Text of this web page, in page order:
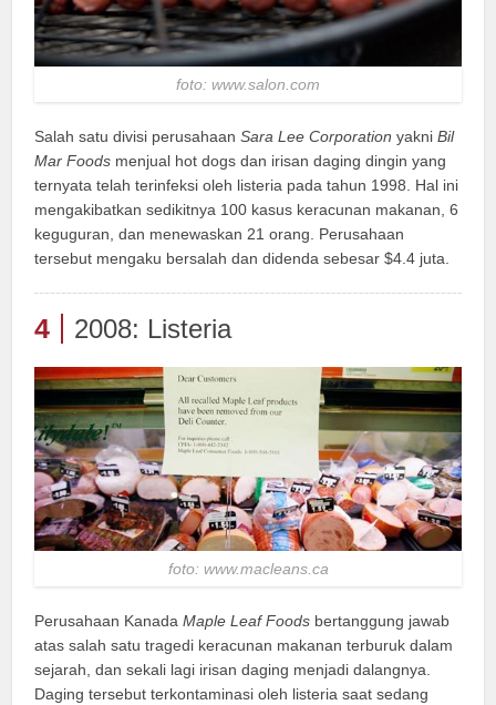
foto: www.salon.com
Salah satu divisi perusahaanSara Lee Corporation yakniBil
Mar Foods menjual hot dogs dan irisan daging dingin yang
ternyata telah terinfeksi oleh listeria pada tahun 1998. Hal ini
mengakibatkan sedikitnya 100 kasus keracunan makanan, 6
keguguran, dan menewaskan 21 orang. Perusahaan
tersebut mengaku bersalah dan didenda sebesar $4.4 juta.
4 2008: Listeria
foto: www.macleans.ca
Perusahaan KanadaMaple Leaf Foods bertanggung jawab
atas salah satu tragedi keracunan makanan terburuk dalam
sejarah, dan sekali lagi irisan daging menjadi dalangnya.
Daging tersebut terkontaminasi oleh listeria saat sedang